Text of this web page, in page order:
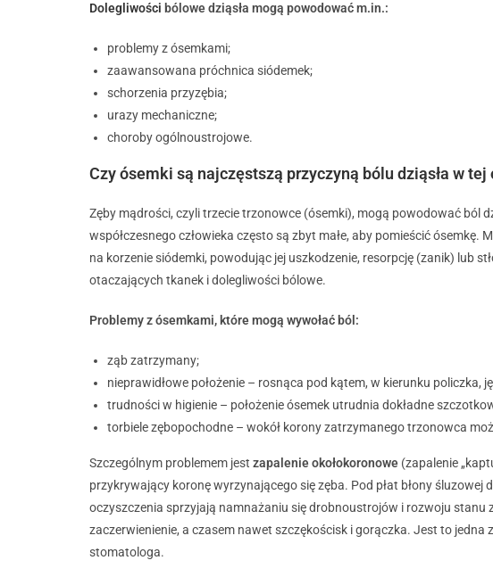
Dolegliwości bólowe dziąsła mogą powodować m.in.:
problemy z ósemkami;
zaawansowana próchnica siódemek;
schorzenia przyzębia;
urazy mechaniczne;
choroby ogólnoustrojowe.
Czy ósemki są najczęstszą przyczyną bólu dziąsła w tej
Zęby mądrości, czyli trzecie trzonowce (ósemki), mogą powodować ból
współczesnego człowieka często są zbyt małe, aby pomieścić
na korzenie siódemki, powodując jej uszkodzenie, resorpcję (zanik) lub
otaczających tkanek i dolegliwości bólowe.
Problemy z ósemkami, które mogą wywołać ból:
ząb zatrzymany;
nieprawidłowe położenie – rosnąca pod kątem, w kierunku policzka,
trudności w higienie – położenie ósemek utrudnia dokładne
torbiele zębopochodne – wokół korony zatrzymanego trzonowca
Szczególnym problemem jest zapalenie okołokoronowe (zapalenie
przykrywający koronę wyrzynającego się zęba. Pod płat błony
oczyszczenia sprzyjają namnażaniu się drobnoustrojów i rozwoju stanu
zaczerwienienie, a czasem nawet szczękościsk i gorączka. Jest to
stomatologa.